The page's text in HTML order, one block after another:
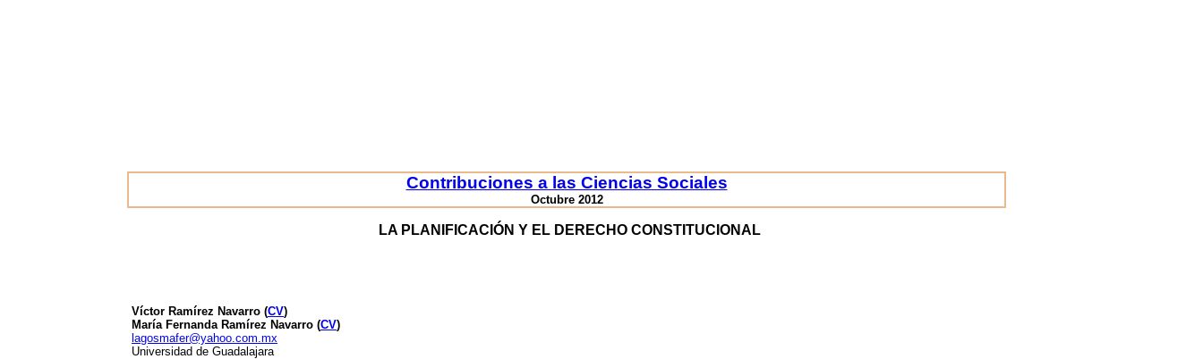
Contribuciones a las Ciencias Sociales
Octubre 2012
LA PLANIFICACIÓN Y EL DERECHO CONSTITUCIONAL
Víctor Ramírez Navarro (CV)
María Fernanda Ramírez Navarro (CV)
lagosmafer@yahoo.com.mx
Universidad de Guadalajara